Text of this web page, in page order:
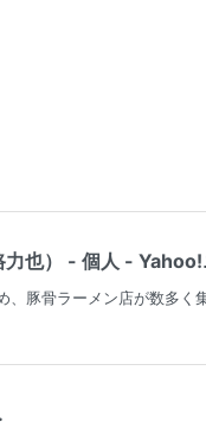
力也） - 個人 -
豚骨ラーメン店が数多く